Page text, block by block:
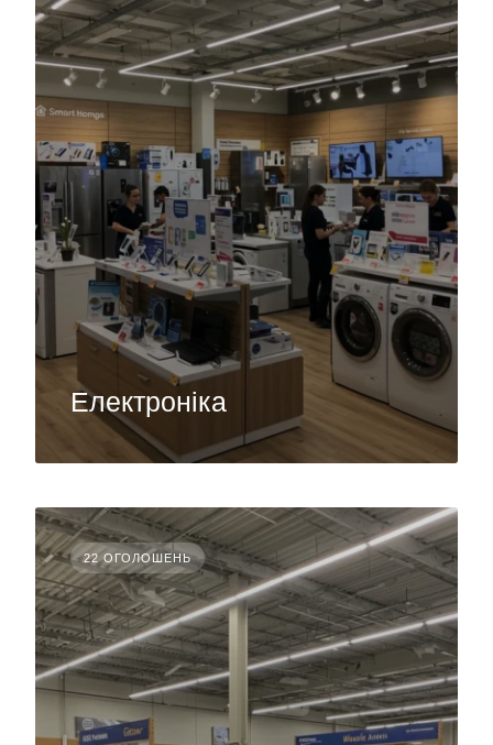
Електроніка
22 ОГОЛОШЕНЬ